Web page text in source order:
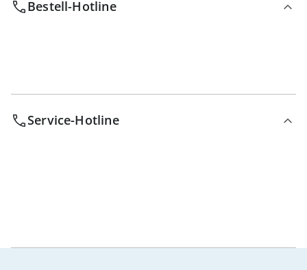
Bestell-Hotline
Service-Hotline